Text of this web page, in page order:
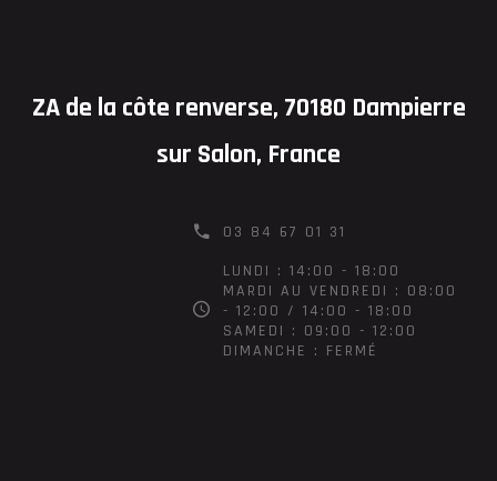
ZA de la côte renverse, 70180 Dampierre
sur Salon, France
03 84 67 01 31
LUNDI : 14:00 - 18:00
MARDI AU VENDREDI : 08:00
- 12:00 / 14:00 - 18:00
SAMEDI : 09:00 - 12:00
DIMANCHE : FERMÉ